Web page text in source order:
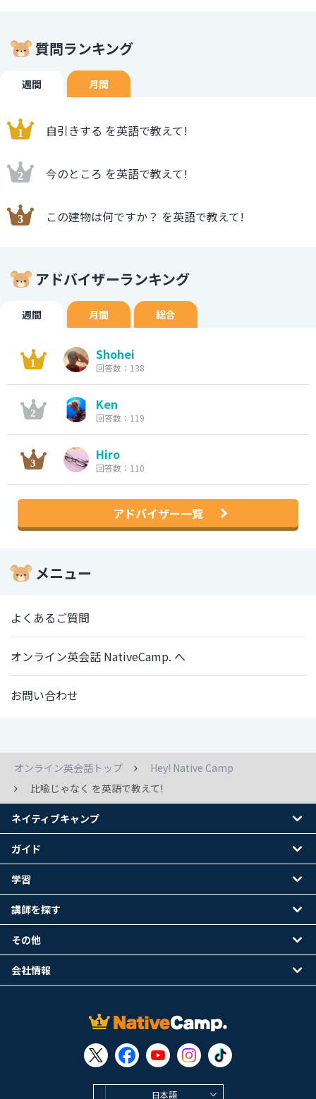
質問ランキング
週間 月間
自引きする を英語で教えて!
今のところ を英語で教えて!
この建物は何ですか？ を英語で教えて!
アドバイザーランキング
週間 月間 総合
Shohei
回答数：138
Ken
回答数：119
Hiro
回答数：110
アドバイザー一覧
メニュー
よくあるご質問
オンライン英会話 NativeCamp. へ
お問い合わせ
オンライン英会話トップ
Hey! Native Camp
比喩じゃなく を英語で教えて!
日本語
ネイティブキャンプ
ガイド
学習
講師を探す
その他
会社情報